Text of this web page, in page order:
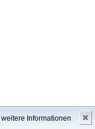
weitere Informationen ✖